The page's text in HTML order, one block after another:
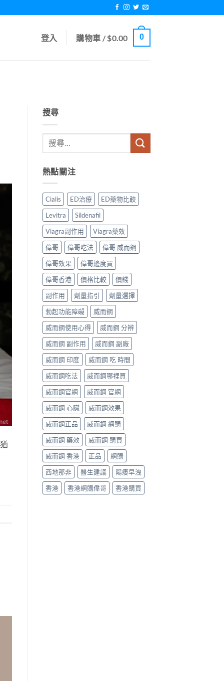
登入 購物車 /$0.00 0
搜尋
熱點關注
Cialis ED治療
ED藥物比較
Levitra
Sildenafil
Viagra副作用
Viagra藥效
偉哥
偉哥吃法
偉哥 威而鋼
偉哥效果
偉哥邊度買
偉哥香港
價格比較
價錢
副作用
劑量指引
劑量選擇
勃起功能障礙
威而鋼
威而鋼使用心得
威而鋼 分辨
威而鋼 副作用
威而鋼 副廠
威而鋼 印度
威而鋼 吃 時間
威而鋼吃法
威而鋼哪裡買
威而鋼官網
威而鋼 官網
威而鋼 心臟
威而鋼效果
威而鋼正品
威而鋼 網購
威而鋼 藥效
威而鋼 購買
威而鋼 香港
正品
網購
西地那非
醫生建議
陽痿早洩
香港
香港網購偉哥 香港購買